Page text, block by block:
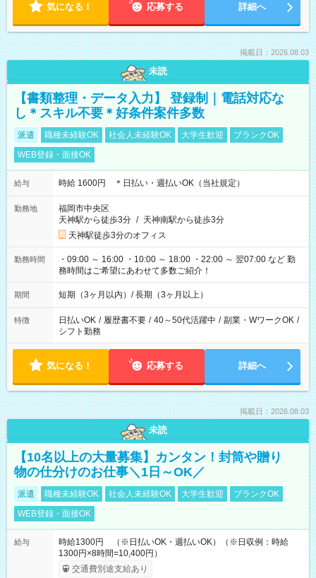
気になる！ 応募する 詳細へ
掲載日：2026.08.03
未読
【書類整理・データ入力】 登録制｜電話対応な
し＊スキル不要＊好条件案件多数
派遣 職種未経験OK 社会人未経験OK 大学生歓迎
ブランクOK
WEB登録・面接OK
給与 時給 1600円 ＊日払い・週払いOK（当社規定）
勤務地
福岡市中央区
天神駅から徒歩3分 / 天神南駅から徒歩3分
天神駅徒歩3分のオフィス
勤務時間
・09:00 ～ 16:00 ・10:00 ～ 18:00 ・22:00 ～ 翌07:00 など 勤
務時間はご希望にあわせて多数ご紹介！
期間 短期（3ヶ月以内）/ 長期（3ヶ月以上）
特徴 日払いOK / 履歴書不要 / 40～50代活躍中 / 副業・WワークOK /
シフト勤務
気になる！ 応募する 詳細へ
掲載日：2026.08.03
未読
【10名以上の大量募集】カンタン！封筒や贈り
物の仕分けのお仕事＼1日～OK／
派遣 職種未経験OK 社会人未経験OK 大学生歓迎
ブランクOK
WEB登録・面接OK
給与
時給1300円 （※日払いOK・週払いOK）（※日収例：時給
1300円×8時間=10,400円）
交通費別途支給あり